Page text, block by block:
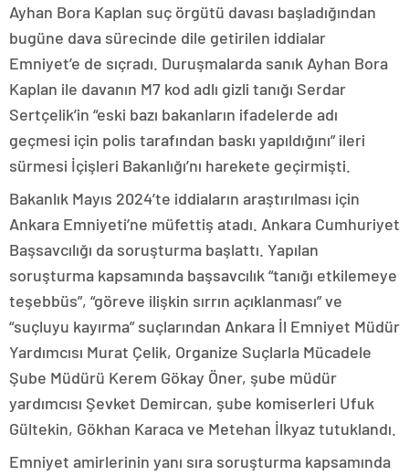
Ayhan Bora Kaplan suç örgütü davası başladığından
bugüne dava sürecinde dile getirilen iddialar
Emniyet’e de sıçradı. Duruşmalarda sanık Ayhan Bora
Kaplan ile davanın M7 kod adlı gizli tanığı Serdar
Sertçelik’in “eski bazı bakanların ifadelerde adı
geçmesi için polis tarafından baskı yapıldığını” ileri
sürmesi İçişleri Bakanlığı’nı harekete geçirmişti.
Bakanlık Mayıs 2024’te iddiaların araştırılması için
Ankara Emniyeti’ne müfettiş atadı. Ankara Cumhuriyet
Başsavcılığı da soruşturma başlattı. Yapılan
soruşturma kapsamında başsavcılık “tanığı etkilemeye
teşebbüs”, “göreve ilişkin sırrın açıklanması” ve
“suçluyu kayırma” suçlarından Ankara İl Emniyet Müdür
Yardımcısı Murat Çelik, Organize Suçlarla Mücadele
Şube Müdürü Kerem Gökay Öner, şube müdür
yardımcısı Şevket Demircan, şube komiserleri Ufuk
Gültekin, Gökhan Karaca ve Metehan İlkyaz tutuklandı.
Emniyet amirlerinin yanı sıra soruşturma kapsamında